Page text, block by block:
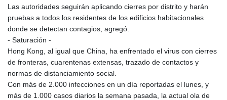
Las autoridades seguirán aplicando cierres por distrito y harán
pruebas a todos los residentes de los edificios habitacionales
donde se detectan contagios, agregó.
- Saturación -
Hong Kong, al igual que China, ha enfrentado el virus con cierres
de fronteras, cuarentenas extensas, trazado de contactos y
normas de distanciamiento social.
Con más de 2.000 infecciones en un día reportadas el lunes, y
más de 1.000 casos diarios la semana pasada, la actual ola de